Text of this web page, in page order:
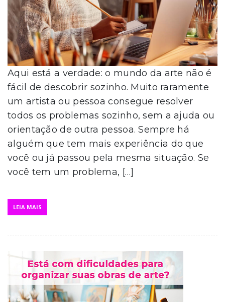
Aqui está a verdade: o mundo da arte não é
fácil de descobrir sozinho. Muito raramente
um artista ou pessoa consegue resolver
todos os problemas sozinho, sem a ajuda ou
orientação de outra pessoa. Sempre há
alguém que tem mais experiência do que
você ou já passou pela mesma situação. Se
você tem um problema, […]
LEIA MAIS